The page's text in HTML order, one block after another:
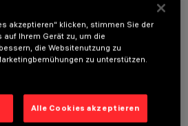
akzeptieren“ klicken, stimmen Sie der
Ihrem Gerät zu, um die
die Websitenutzung zu
zu unterstützen.
Alle Cookies akzeptieren